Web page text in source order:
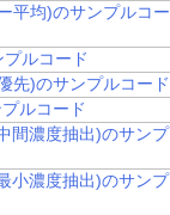
平均)のサンプルコー
ルコード
先)のサンプルコード
ルコード
間濃度抽出)のサンプ
小濃度抽出)のサンプ